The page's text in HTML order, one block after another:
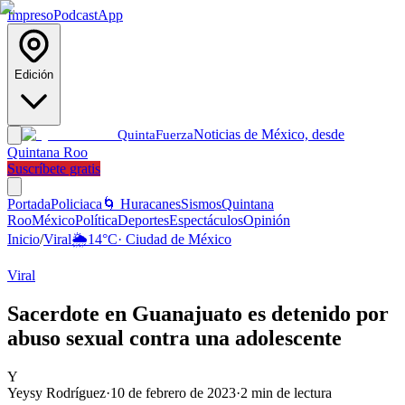
ImpresoPodcastApp
Edición
QuintaFuerzaNoticias de México, desde
Quintana Roo
Suscríbete gratis
PortadaPoliciaca 🌀 HuracanesSismosQuintana
RooMéxicoPolíticaDeportesEspectáculosOpinión
Inicio/Viral🌦️14°C· Ciudad de México
Viral
Sacerdote en Guanajuato es detenido por
abuso sexual contra una adolescente
Y
Yeysy Rodríguez·10 de febrero de 2023·2 min de lectura